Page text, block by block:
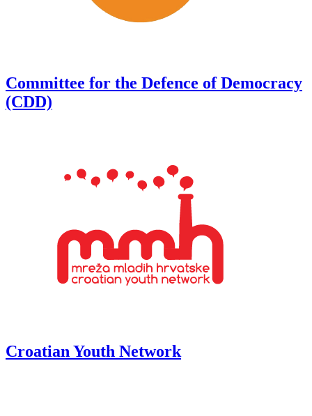
Committee for the Defence of Democracy
(CDD)
Croatian Youth Network